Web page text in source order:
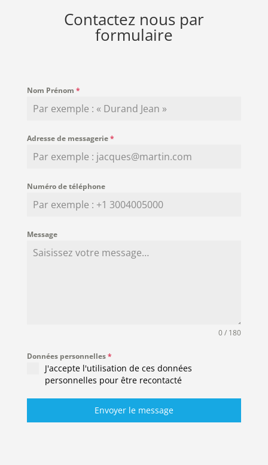
Contactez nous par
formulaire
Nom Prénom *
Adresse de messagerie*
Numéro de téléphone
Message
0 / 180
Données personnelles*
J'accepte l'utilisation de ces données
personnelles pour être recontacté
Envoyer le message